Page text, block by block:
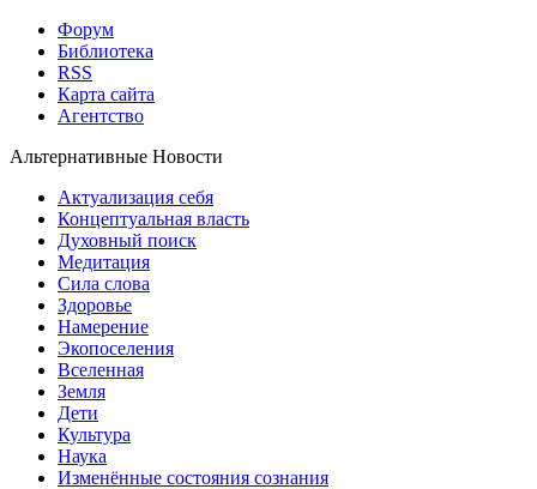
Форум
Библиотека
RSS
Карта сайта
Агентство
Альтернативные Новости
Актуализация себя
Концептуальная власть
Духовный поиск
Медитация
Сила слова
Здоровье
Намерение
Экопоселения
Вселенная
Земля
Дети
Культура
Наука
Изменённые состояния сознания